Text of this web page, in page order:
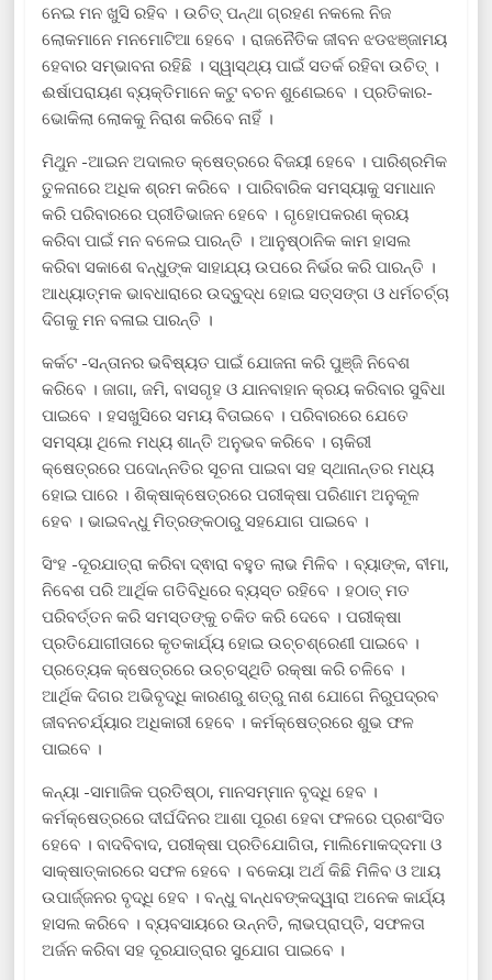
ନେଇ ମନ ଖୁସି ରହିବ । ଉଚିତ୍ ପନ୍ଥା ଗ୍ରହଣ ନକଲେ ନିଜ
ଲୋକମାନେ ମନମୋଟିଆ ହେବେ । ରାଜନୈତିକ ଜୀବନ ଝଡଝଞ୍ଜାମୟ
ହେବାର ସମ୍ଭାବନା ରହିଛି । ସ୍ୱାସ୍ଥ୍ୟ ପାଇଁ ସତର୍କ ରହିବା ଉଚିତ୍ ।
ଈର୍ଷାପରାୟଣ ବ୍ୟକ୍ତିମାନେ କଟୁ ବଚନ ଶୁଣେଇବେ । ପ୍ରତିକାର-
ଭୋକିଲା ଲୋକକୁ ନିରାଶ କରିବେ ନାହିଁ ।
ମିଥୁନ -ଆଇନ ଅଦାଲତ କ୍ଷେତ୍ରରେ ବିଜୟୀ ହେବେ । ପାରିଶ୍ରମିକ
ତୁଳନାରେ ଅଧିକ ଶ୍ରମ କରିବେ । ପାରିବାରିକ ସମସ୍ୟାକୁ ସମାଧାନ
କରି ପରିବାରରେ ପ୍ରୀତିଭାଜନ ହେବେ । ଗୃହୋପକରଣ କ୍ରୟ
କରିବା ପାଇଁ ମନ ବଳେଇ ପାରନ୍ତି । ଆନୁଷ୍ଠାନିକ କାମ ହାସଲ
କରିବା ସକାଶେ ବନ୍ଧୁଙ୍କ ସାହାଯ୍ୟ ଉପରେ ନିର୍ଭର କରି ପାରନ୍ତି ।
ଆଧ୍ୟାତ୍ମକ ଭାବଧାରାରେ ଉଦ୍ବୁଦ୍ଧ ହୋଇ ସତ୍ସଙ୍ଗ ଓ ଧର୍ମଚର୍ଚ୍ଚା
ଦିଗକୁ ମନ ବଳାଇ ପାରନ୍ତି ।
କର୍କଟ -ସନ୍ତାନର ଭବିଷ୍ୟତ ପାଇଁ ଯୋଜନା କରି ପୁଞ୍ଜି ନିବେଶ
କରିବେ । ଜାଗା, ଜମି, ବାସଗୃହ ଓ ଯାନବାହାନ କ୍ରୟ କରିବାର ସୁବିଧା
ପାଇବେ । ହସଖୁସିରେ ସମୟ ବିତାଇବେ । ପରିବାରରେ ଯେତେ
ସମସ୍ୟା ଥିଲେ ମଧ୍ୟ ଶାନ୍ତି ଅନୁଭବ କରିବେ । ଚାକିରୀ
କ୍ଷେତ୍ରରେ ପଦୋନ୍ନତିର ସୂଚନା ପାଇବା ସହ ସ୍ଥାନାନ୍ତର ମଧ୍ୟ
ହୋଇ ପାରେ । ଶିକ୍ଷାକ୍ଷେତ୍ରରେ ପରୀକ୍ଷା ପରିଣାମ ଅନୁକୂଳ
ହେବ । ଭାଇବନ୍ଧୁ ମିତ୍ରଙ୍କଠାରୁ ସହଯୋଗ ପାଇବେ ।
ସିଂହ -ଦୂରଯାତ୍ରା କରିବା ଦ୍ଵାରା ବହୁତ ଲାଭ ମିଳିବ । ବ୍ୟାଙ୍କ, ବୀମା,
ନିବେଶ ପରି ଆର୍ଥିକ ଗତିବିଧିରେ ବ୍ୟସ୍ତ ରହିବେ । ହଠାତ୍ ମତ
ପରିବର୍ତ୍ତନ କରି ସମସ୍ତଙ୍କୁ ଚକିତ କରି ଦେବେ । ପରୀକ୍ଷା
ପ୍ରତିଯୋଗୀତାରେ କୃତକାର୍ଯ୍ୟ ହୋଇ ଉଚ୍ଚଶ୍ରେଣୀ ପାଇବେ ।
ପ୍ରତ୍ୟେକ କ୍ଷେତ୍ରରେ ଉଚ୍ଚସ୍ଥିତି ରକ୍ଷା କରି ଚଳିବେ ।
ଆର୍ଥିକ ଦିଗର ଅଭିବୃଦ୍ଧି କାରଣରୁ ଶତ୍ରୁ ନାଶ ଯୋଗେ ନିରୁପଦ୍ରବ
ଜୀବନଚର୍ଯ୍ୟାର ଅଧିକାରୀ ହେବେ । କର୍ମକ୍ଷେତ୍ରରେ ଶୁଭ ଫଳ
ପାଇବେ ।
କନ୍ୟା -ସାମାଜିକ ପ୍ରତିଷ୍ଠା, ମାନସମ୍ମାନ ବୃଦ୍ଧି ହେବ ।
କର୍ମକ୍ଷେତ୍ରରେ ଦୀର୍ଘଦିନର ଆଶା ପୂରଣ ହେବା ଫଳରେ ପ୍ରଶଂସିତ
ହେବେ । ବାଦବିବାଦ, ପରୀକ୍ଷା ପ୍ରତିଯୋଗିତା, ମାଲିମୋକଦ୍ଦମା ଓ
ସାକ୍ଷାତ୍କାରରେ ସଫଳ ହେବେ । ବକେୟା ଅର୍ଥ କିଛି ମିଳିବ ଓ ଆୟ
ଉପାର୍ଜ୍ଜନର ବୃଦ୍ଧି ହେବ । ବନ୍ଧୁ ବାନ୍ଧବଙ୍କଦ୍ୱାରା ଅନେକ କାର୍ଯ୍ୟ
ହାସଲ କରିବେ । ବ୍ୟବସାୟରେ ଉନ୍ନତି, ଲାଭପ୍ରାପ୍ତି, ସଫଳତା
ଅର୍ଜନ କରିବା ସହ ଦୂରଯାତ୍ରାର ସୁଯୋଗ ପାଇବେ ।